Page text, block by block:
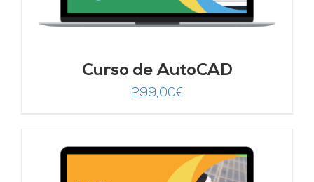
Curso de AutoCAD
299,00€